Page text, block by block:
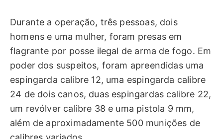
Durante a operação, três pessoas, dois
homens e uma mulher, foram presas em
flagrante por posse ilegal de arma de fogo. Em
poder dos suspeitos, foram apreendidas uma
espingarda calibre 12, uma espingarda calibre
24 de dois canos, duas espingardas calibre 22,
um revólver calibre 38 e uma pistola 9 mm,
além de aproximadamente 500 munições de